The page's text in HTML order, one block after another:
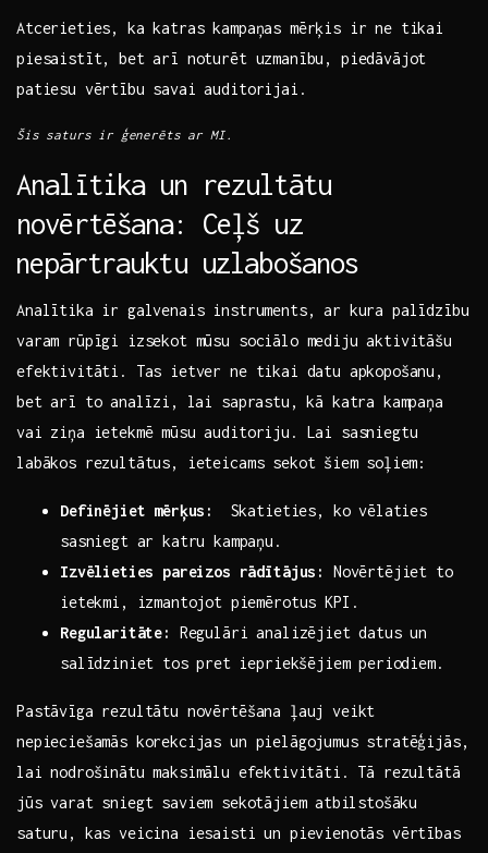
Atcerieties, ka katras kampaņas mērķis ir ‍ne tikai
piesaistīt, bet arī noturēt uzmanību, piedāvājot
patiesu​ vērtību savai auditorijai.
Šis saturs ir‌ ģenerēts ar MI.
Analītika un rezultātu
novērtēšana: Ceļš uz
⁤nepārtrauktu‌ uzlabošanos
Analītika ir galvenais instruments, ar kura palīdzību
varam​ rūpīgi izsekot mūsu sociālo‍ mediju aktivitāšu
‍efektivitāti. Tas ietver ne tikai‍ datu apkopošanu,
bet arī to⁢ analīzi, lai saprastu, kā katra kampaņa
vai ziņa​ ietekmē mūsu‍ auditoriju.​ Lai sasniegtu
labākos rezultātus, ieteicams sekot šiem ⁣soļiem:
Definējiet mērķus:
⁤ Skatieties, ko vēlaties
sasniegt ar katru kampaņu.
Izvēlieties pareizos rādītājus:
Novērtējiet to⁤
ietekmi, ‌izmantojot piemērotus KPI.
Regularitāte:
Regulāri analizējiet datus⁤ un
salīdziniet⁤ tos pret iepriekšējiem periodiem.
Pastāvīga rezultātu novērtēšana ‍ļauj veikt
‌nepieciešamās korekcijas un pielāgojumus stratēģijās,
lai nodrošinātu maksimālu⁤ efektivitāti. Tā rezultātā
jūs varat ​sniegt ​saviem⁤ sekotājiem⁤ atbilstošāku
saturu, kas veicina iesaisti un pievienotās ​vērtības